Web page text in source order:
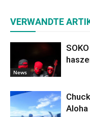
VERWANDTE
News